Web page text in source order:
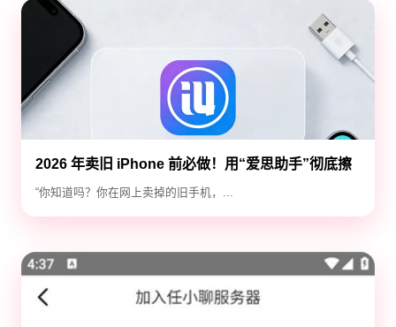
2026 年卖旧 iPhone 前必做！用“爱思助手”彻底擦
除隐私，防止数据泄露
“你知道吗？你在网上卖掉的旧手机，...